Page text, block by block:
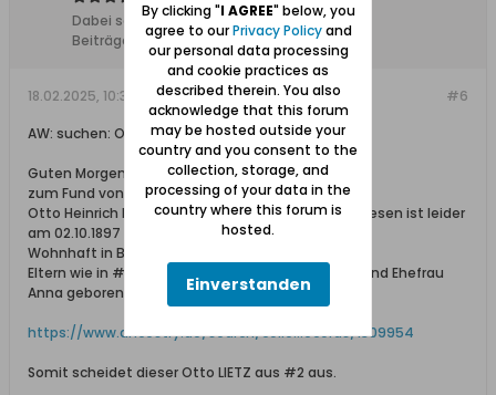
Dabei seit:10.11.2015
Beiträge:
5683
#6
18.02.2025, 10:35
AW: suchen: Otto und August Lietz
Guten Morgen,
zum Fund von Peter in #2:
Otto Heinrich LIETZ *24.08.1897 in Danzig-Bürgerwiesen ist leider
am 02.10.1897 gestorben.
Wohnhaft in Bürgenwiesen.
Eltern wie in #2, der Zimmergeselle August LIETZ und Ehefrau
Anna geborene ZART
https://www.ancestry.de/search/colle...ecords/1309954
Somit scheidet dieser Otto LIETZ aus #2 aus.
By clicking "I AGREE" below, you
agree to ourPrivacy Policyand
our personal data processing
and cookie practices as
described therein. You also
acknowledge that this forum
may be hosted outside your
country and you consent to the
collection, storage, and
processing of your data in the
country where this forum is
hosted.
Einverstanden